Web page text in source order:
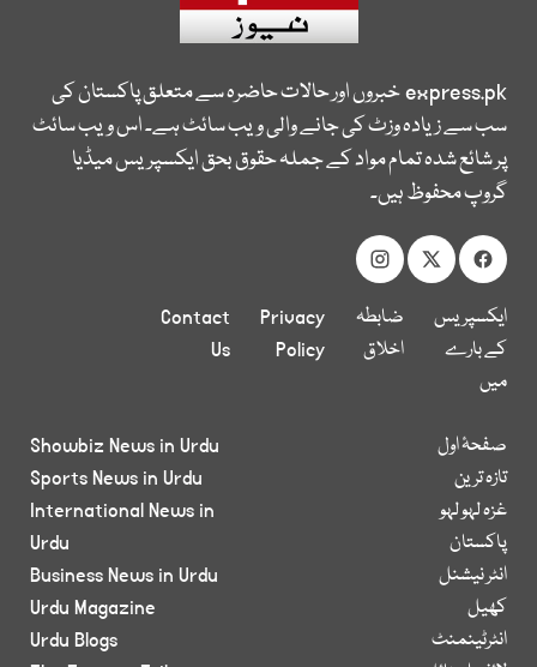
express.pkخبروں اور حالات حاضرہ سے متعلق پاکستان کی
سب سے زیادہ وزٹ کی جانے والی ویب سائٹ ہے۔ اس ویب سائٹ
پر شائع شدہ تمام مواد کے جملہ حقوق بحق ایکسپریس میڈیا
گروپ محفوظ ہیں۔
ایکسپریس
کے بارے
میں
ضابطہ
اخلاق
Privacy
Policy
Contact
Us
صفحۂ اول
تازہ ترین
غزہ لہو لہو
پاکستان
انٹر نیشنل
کھیل
انٹرٹینمنٹ
Showbiz News in Urdu
Sports News in Urdu
International News in
Urdu
Business News in Urdu
Urdu Magazine
Urdu Blogs